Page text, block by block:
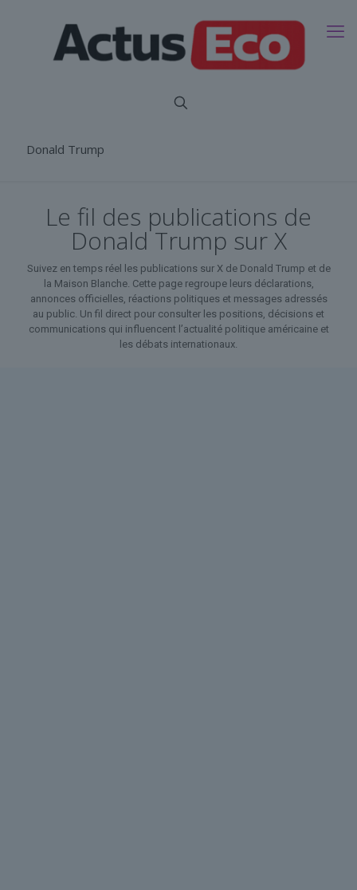
Donald Trump
Le fil des publications de
Donald Trump sur X
Suivez en temps réel les publications sur X de Donald Trump et de
la Maison Blanche. Cette page regroupe leurs déclarations,
annonces officielles, réactions politiques et messages adressés
au public. Un fil direct pour consulter les positions, décisions et
communications qui influencent l’actualité politique américaine et
les débats internationaux.